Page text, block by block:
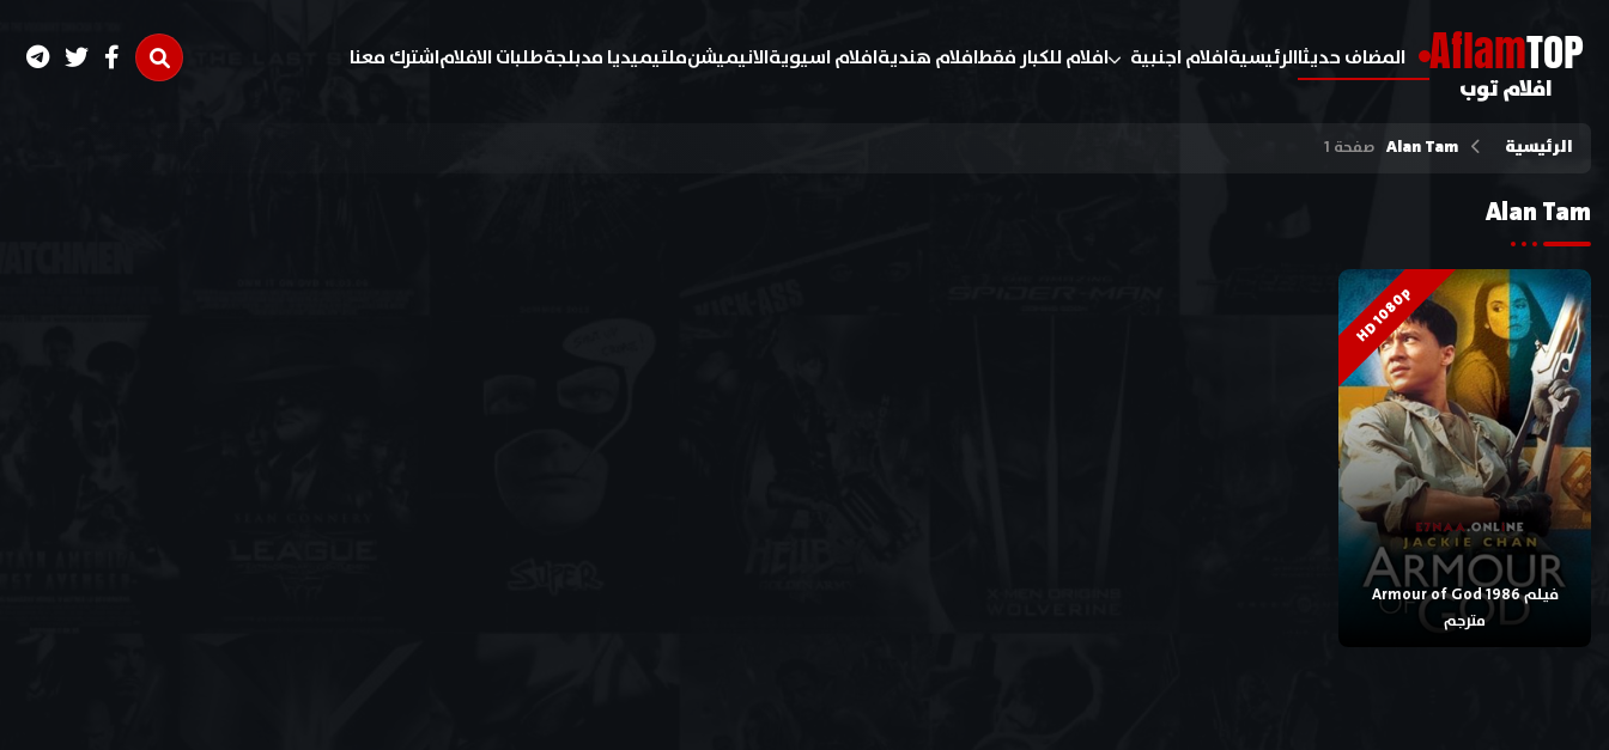
AflamTOP
افلام توب
المضاف حديثاالرئيسيةافلام اجنبية افلام للكبار فقطافلام هنديةافلام اسيويةالانيميشنملتيميديا مدبلجةطلبات الافلاماشترك معنا
الرئيسية Alan Tam صفحة 1
Alan Tam
HD 1080p
فيلم Armour of God 1986
مترجم